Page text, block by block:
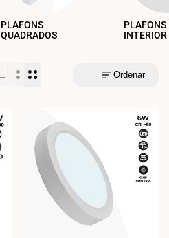
PLAFONS
QUADRADOS
PLAFONS
INTERIOR
Ordenar